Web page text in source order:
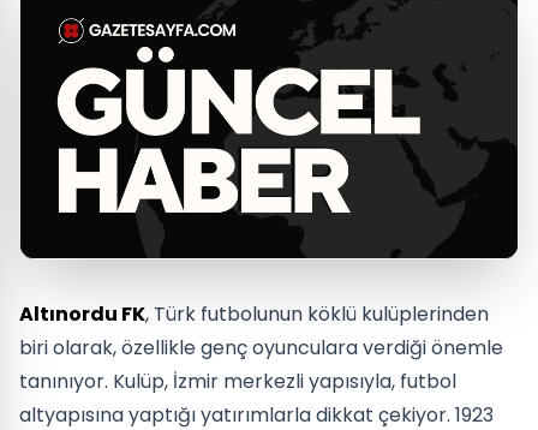
Altınordu FK, Türk futbolunun köklü kulüplerinden
biri olarak, özellikle genç oyunculara verdiği önemle
tanınıyor. Kulüp, İzmir merkezli yapısıyla, futbol
altyapısına yaptığı yatırımlarla dikkat çekiyor. 1923